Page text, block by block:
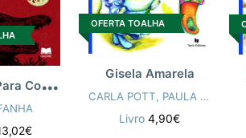
H
istorias Para Contar Em Noites De
OFERTA TOALHA
Gisela Amarela
CARLA POTT, PAULA POTT
Livro4,90€